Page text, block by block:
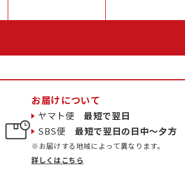
お届けについて
ヤマト便最短で翌日
SBS便最短で翌日の日中〜夕方
※お届けする地域によって異なります。
詳しくはこちら